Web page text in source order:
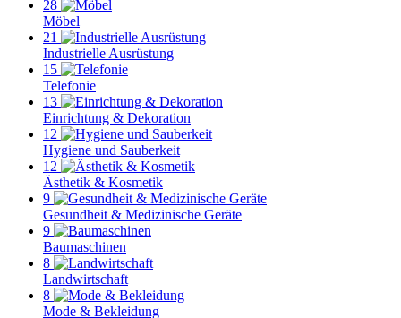
28
Möbel
21
Industrielle Ausrüstung
15
Telefonie
13
Einrichtung & Dekoration
12
Hygiene und Sauberkeit
12
Ästhetik & Kosmetik
9
Gesundheit & Medizinische Geräte
9
Baumaschinen
8
Landwirtschaft
8
Mode & Bekleidung